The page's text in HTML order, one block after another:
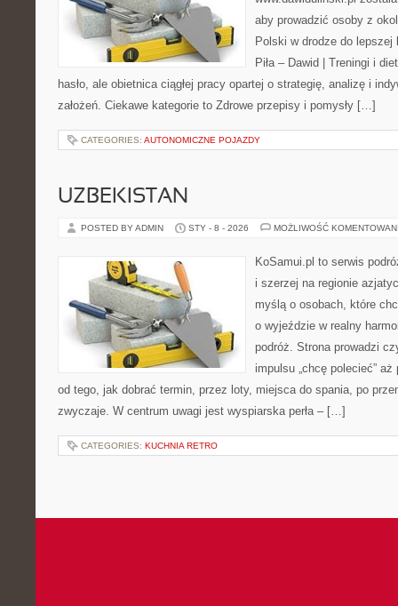
aby prowadzić osoby z
Polski w drodze do lepszej
Piła – Dawid | Treningi i
hasło, ale obietnica ciągłej pracy opartej o strategię, analizę i
założeń. Ciekawe kategorie to Zdrowe przepisy i pomysły […]
CATEGORIES: AUTONOMICZNE POJAZDY
UZBEKISTAN
POSTED BY ADMIN STY - 8 - 2026 MOŻLIWOŚĆ
KoSamui.pl to serwis
i szerzej na regionie
myślą o osobach, które
o wyjeździe w realny
podróż. Strona prowadzi
impulsu „chcę polecieć”
od tego, jak dobrać termin, przez loty, miejsca do spania, po
zwyczaje. W centrum uwagi jest wyspiarska perła – […]
CATEGORIES: KUCHNIA RETRO